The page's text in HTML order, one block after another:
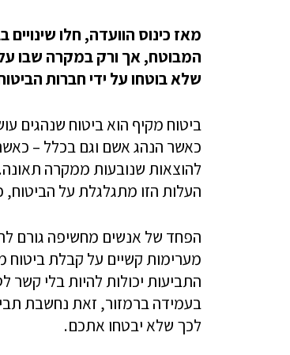
מאז כינוס הוועדה, חלו
שלא בוטחו על ידי חברות
ביטוח מקיף הוא ביטוח שנהגים
כאשר הנהג אשם וגם בכלל –
העלות הזו מתגלגלת על
הפחד של אנשים מחשיפה גורם
מערימות קשיים על קבלת ביטוח
התביעות יכולות להיות בלי
בעמידה ברמזור, זאת נחשבת
לכך שלא יבטחו אתכם.